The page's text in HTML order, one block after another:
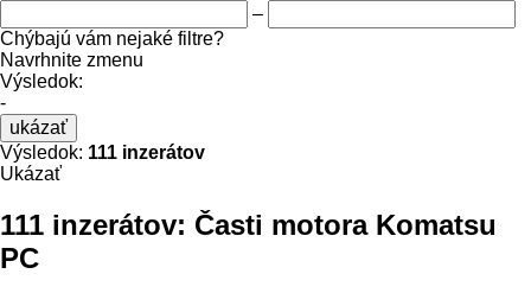
–
Chýbajú vám nejaké filtre?
Navrhnite zmenu
Výsledok:
-
ukázať
Výsledok: 111 inzerátov
Ukázať
111 inzerátov: Časti motora Komatsu
PC